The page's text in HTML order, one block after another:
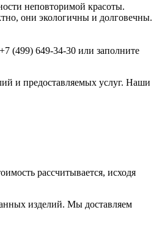
неповторимой красоты.
они экологичны и долговечны.
(499) 649-34-30 или заполните
и предоставляемых услуг. Наши
рассчитывается, исходя
изделий. Мы доставляем